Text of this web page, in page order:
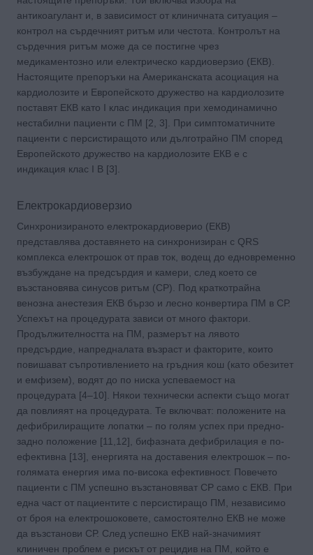
антикоагулант и, в зависимост от клиничната ситуация –
контрол на сърдечният ритъм или честота. Контролът на
сърдечния ритъм може да се постигне чрез
медикаментозно или електрическо кардиоверзио (ЕКВ).
Настоящите препоръки на Американската асоциация на
кардиолозите и Европейското дружество на кардиолозите
поставят ЕКВ като I клас индикация при хемодинамично
нестабилни пациенти с ПМ [2, 3]. При симптоматичните
пациенти с персистиращото или дълготрайно ПМ според
Европейското дружество на кардиолозите ЕКВ е с
индикация клас I B [3].
Електрокардиоверзио
Синхронизираното електрокардиоверио (ЕКВ)
представлява доставянето на синхронизиран с QRS
комплекса електрошок от прав ток, водещ до едновременно
възбуждане на предсърдия и камери, след което се
възстановява синусов ритъм (СР). Под краткотрайна
венозна анестезия ЕКВ бързо и лесно конвертира ПМ в СР.
Успехът на процедурата зависи от много фактори.
Продължителността на ПМ, размерът на лявото
предсърдие, напредналата възраст и факторите, които
повишават съпротивлението на гръдния кош (като обезитет
и емфизем), водят до по ниска успеваемост на
процедурата [4–10]. Някои технически аспекти също могат
да повлияят на процедурата. Те включват: положените на
дефибрилиращите лопатки – по голям успех при предно-
задно положение [11,12], бифазната дефибрилация е по-
ефективна [13], енергията на доставения електрошок – по-
голямата енергия има по-висока ефективност. Повечето
пациенти с ПМ успешно възстановяват СР само с ЕКВ. При
една част от пациентите с персистиращо ПМ, независимо
от броя на електрошоковете, самостоятелно ЕКВ не може
да възстанови СР. След успешно ЕКВ най-значимият
клиничен проблем е рискът от рецидив на ПМ, който е